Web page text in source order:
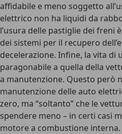
affidabile e meno soggetto
elettrico non ha liquidi da
l’usura delle pastiglie dei freni
dei sistemi per il recupero
decelerazione. Infine, la vita di
paragonabile a quella della
a manutenzione. Questo però
manutenzione delle auto
zero, ma “soltanto” che le
spendere meno – in certi casi
motore a combustione interna.